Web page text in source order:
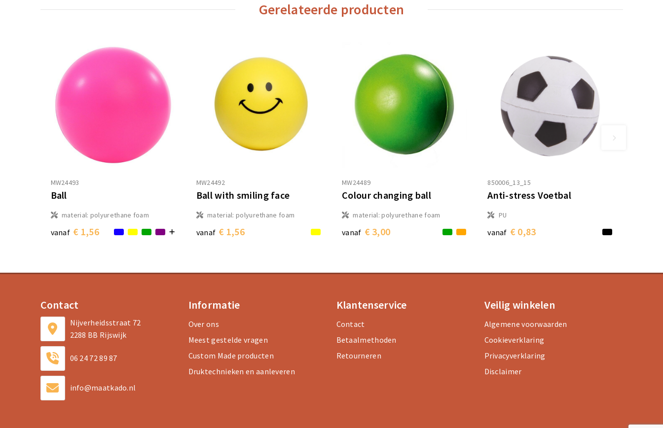
Gerelateerde producten
MW24493
Ball
material: polyurethane foam
vanaf € 1,56
MW24492
Ball with smiling face
material: polyurethane foam
vanaf € 1,56
MW24489
Colour changing ball
material: polyurethane foam
vanaf € 3,00
850006_13_15
Anti-stress Voetbal
PU
vanaf € 0,83
Contact
Nijverheidsstraat 72
2288 BB Rijswijk
06 24 72 89 87
info@maatkado.nl
Informatie
Over ons
Meest gestelde vragen
Custom Made producten
Druktechnieken en aanleveren
Klantenservice
Contact
Betaalmethoden
Retourneren
Veilig winkelen
Algemene voorwaarden
Cookieverklaring
Privacyverklaring
Disclaimer